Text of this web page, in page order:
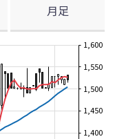
月足
1,400
1,450
1,500
1,550
1,600